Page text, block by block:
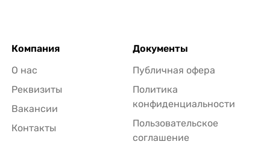
Компания
О нас
Реквизиты
Вакансии
Контакты
Документы
Публичная офера
Политика
конфиденциальности
Пользовательское
соглашение